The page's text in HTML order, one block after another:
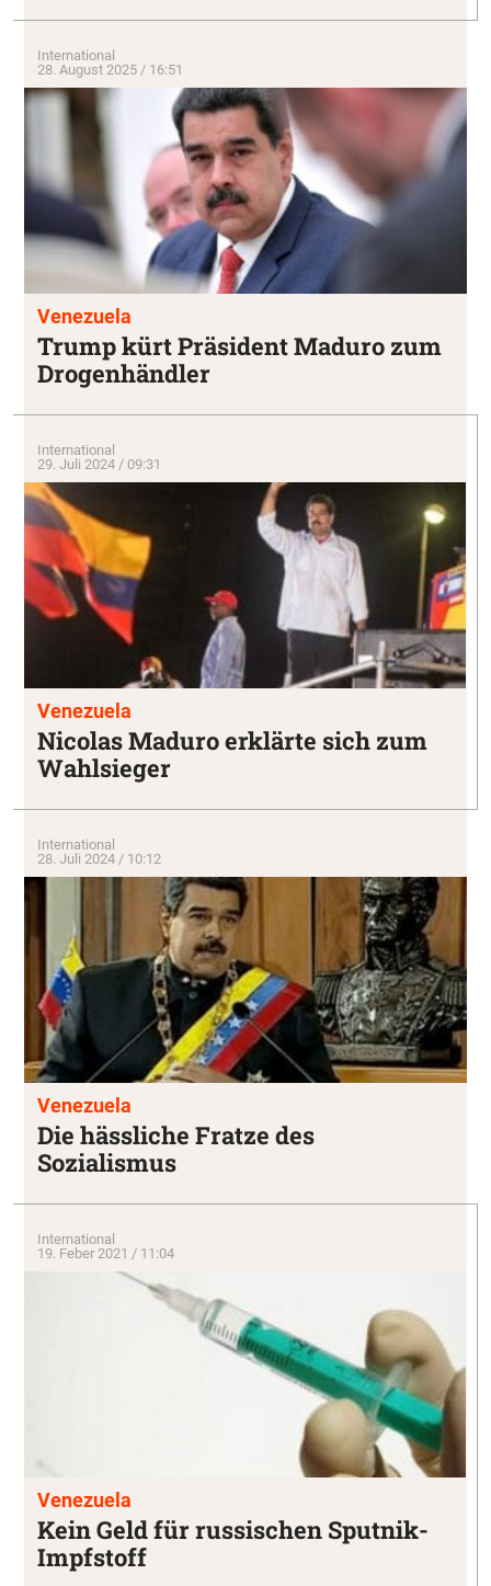
International
28. August 2025 / 16:51
Venezuela
Trump kürt Präsident Maduro zum
Drogenhändler
International
29. Juli 2024 / 09:31
Venezuela
Nicolas Maduro erklärte sich zum
Wahlsieger
International
28. Juli 2024 / 10:12
Venezuela
Die hässliche Fratze des
Sozialismus
International
19. Feber 2021 / 11:04
Venezuela
Kein Geld für russischen Sputnik-
Impfstoff